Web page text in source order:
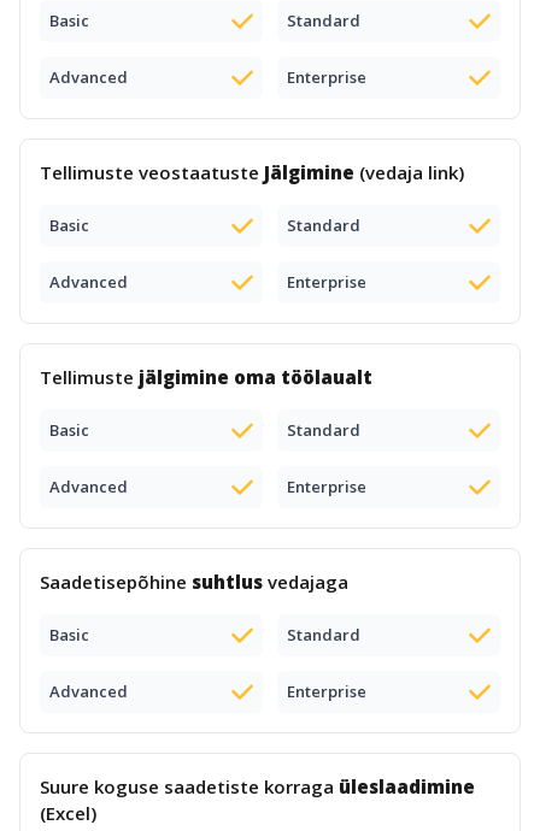
Basic Standard
Advanced Enterprise
Tellimuste veostaatuste Jälgimine (vedaja link)
Basic Standard
Advanced Enterprise
Tellimuste jälgimine oma töölaualt
Basic Standard
Advanced Enterprise
Saadetisepõhine suhtlus vedajaga
Basic Standard
Advanced Enterprise
Suure koguse saadetiste korraga üleslaadimine
(Excel)